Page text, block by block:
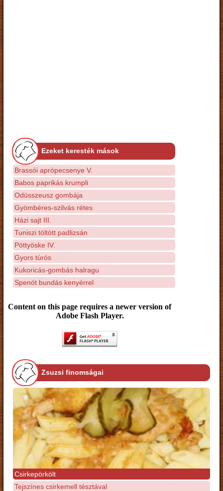
Ezeket keresték mások
Brassói aprópecsenye V.
Babos paprikás krumpli
Odüsszeusz gombája
Gyömbéres-szilvás rétes
Házi sajt III.
Tuniszi töltött padlizsán
Pöttyöske IV.
Gyors túrós
Kukoricás-gombás halragu
Spenót bundás kenyérrel
Content on this page requires a newer version of
Adobe Flash Player.
Zsuzsi finomságai
Csirkepörkölt
Tejszínes csirkemell tésztával